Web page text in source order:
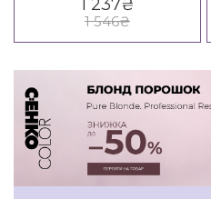
1 237₴
1 546₴